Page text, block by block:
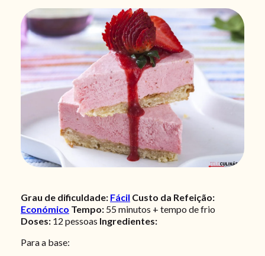
Grau de dificuldade: Fácil Custo da Refeição:
Económico Tempo: 55 minutos + tempo de frio
Doses: 12 pessoas Ingredientes:
Para a base: